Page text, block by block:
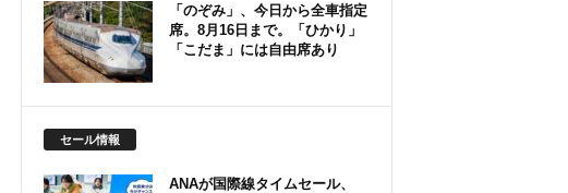
「のぞみ」、今日から全車指定
席。8月16日まで。「ひかり」
「こだま」には自由席あり
セール情報
ANAが国際線タイムセール、